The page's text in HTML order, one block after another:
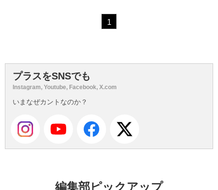
1
プラスをSNSでも
Instagram, Youtube, Facebook, X.com
いまなぜカントなのか？
編集部ピックアップ